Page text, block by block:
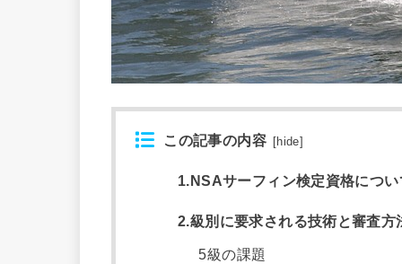
この記事の内容 hide
1.NSAサーフィン検定資格につい
2.級別に要求される技術と審査方
5級の課題